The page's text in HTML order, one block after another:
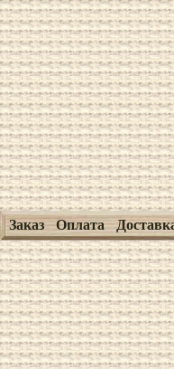
Заказ Оплата